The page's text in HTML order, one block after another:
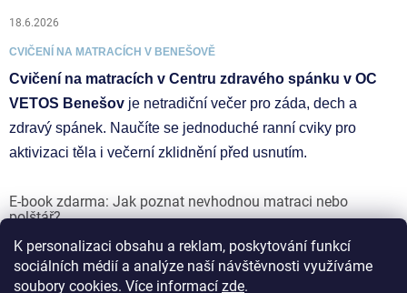
K personalizaci obsahu a reklam, poskytování funkcí
sociálních médií a analýze naší návštěvnosti využíváme
soubory cookies. Více informací zde.
18.6.2026
CVIČENÍ NA MATRACÍCH V BENEŠOVĚ
Cvičení na matracích v Centru zdravého spánku v OC
VETOS Benešov je netradiční večer pro záda, dech a
zdravý spánek. Naučíte se jednoduché ranní cviky pro
aktivizaci těla i večerní zklidnění před usnutím.
E-book zdarma: Jak poznat nevhodnou matraci nebo
polštář?
17.6.2026